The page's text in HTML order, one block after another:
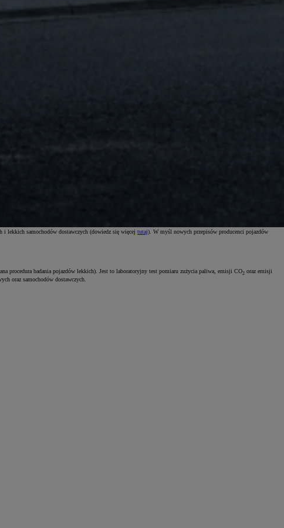
lekkich samochodów dostawczych (dowiedz się więcej tutaj). W myśl nowych przepisów producenci pojazdów
procedura badania pojazdów lekkich). Jest to laboratoryjny test pomiaru zużycia paliwa, emisji CO2 oraz emisji
oraz samochodów dostawczych.